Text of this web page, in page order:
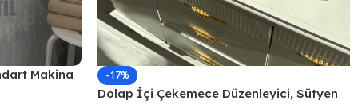
Makina -17%
Dolap İçi Çekemece Düzenleyici, Sütyen